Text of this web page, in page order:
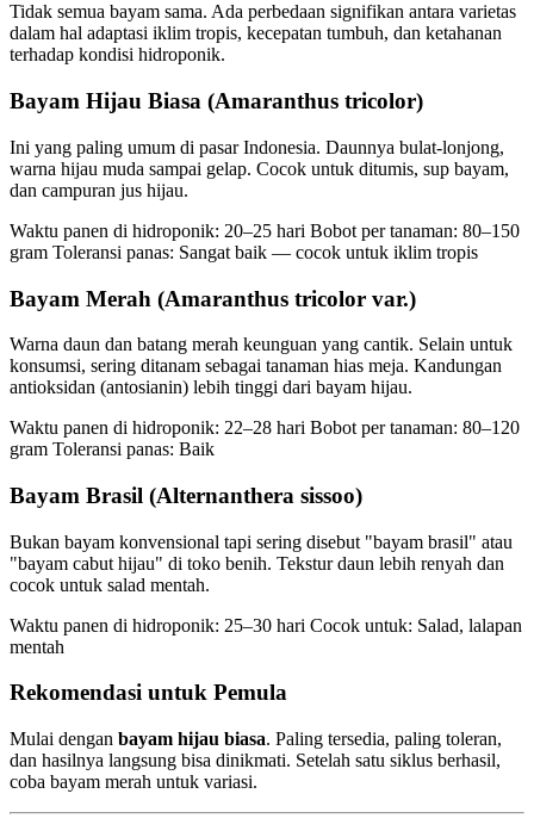
Tidak semua bayam sama. Ada perbedaan signifikan antara varietas
dalam hal adaptasi iklim tropis, kecepatan tumbuh, dan ketahanan
terhadap kondisi hidroponik.
Bayam Hijau Biasa (Amaranthus tricolor)
Ini yang paling umum di pasar Indonesia. Daunnya bulat-lonjong,
warna hijau muda sampai gelap. Cocok untuk ditumis, sup bayam,
dan campuran jus hijau.
Waktu panen di hidroponik: 20–25 hari Bobot per tanaman: 80–150
gram Toleransi panas: Sangat baik — cocok untuk iklim tropis
Bayam Merah (Amaranthus tricolor var.)
Warna daun dan batang merah keunguan yang cantik. Selain untuk
konsumsi, sering ditanam sebagai tanaman hias meja. Kandungan
antioksidan (antosianin) lebih tinggi dari bayam hijau.
Waktu panen di hidroponik: 22–28 hari Bobot per tanaman: 80–120
gram Toleransi panas: Baik
Bayam Brasil (Alternanthera sissoo)
Bukan bayam konvensional tapi sering disebut "bayam brasil" atau
"bayam cabut hijau" di toko benih. Tekstur daun lebih renyah dan
cocok untuk salad mentah.
Waktu panen di hidroponik: 25–30 hari Cocok untuk: Salad, lalapan
mentah
Rekomendasi untuk Pemula
Mulai dengan bayam hijau biasa. Paling tersedia, paling toleran,
dan hasilnya langsung bisa dinikmati. Setelah satu siklus berhasil,
coba bayam merah untuk variasi.